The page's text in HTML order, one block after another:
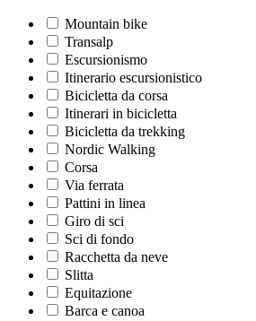
Mountain bike
Transalp
Escursionismo
Itinerario escursionistico
Bicicletta da corsa
Itinerari in bicicletta
Bicicletta da trekking
Nordic Walking
Corsa
Via ferrata
Pattini in linea
Giro di sci
Sci di fondo
Racchetta da neve
Slitta
Equitazione
Barca e canoa